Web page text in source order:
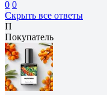
0 0
Скрыть все ответы
П
Покупатель